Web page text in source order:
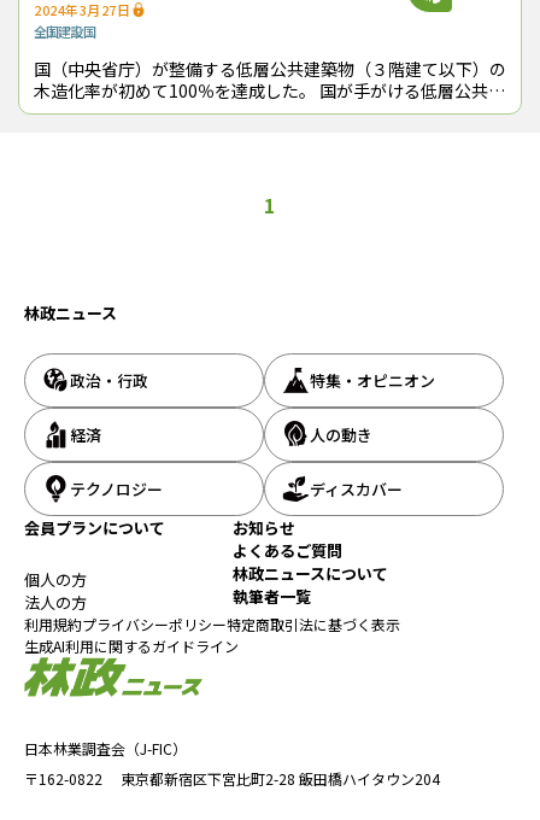
2024年3月27日
全国建設国
国（中央省庁）が整備する低層公共建築物（３階建て以下）の
木造化率が初めて100％を達成した。 国が手がける低層公共建
築物を「すべて木造化する」ことは、都市（まち）の木造化推
1
日本林業調査会（J-FIC）
〒162-0822
東京都新宿区下宮比町2-28 飯田橋ハイタウン204
林政ニュース
政治・行政 特集・オピニオン
経済 人の動き
テクノロジー
ディスカバー
会員プランについて
個人の方
法人の方
お知らせ
よくあるご質問
林政ニュースについて
執筆者一覧
利用規約プライバシーポリシー特定商取引法に基づく表示
生成AI利用に関するガイドライン